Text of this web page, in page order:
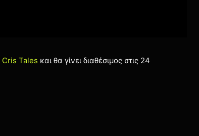
Cris Tales και θα γίνει διαθέσιμος στις 24